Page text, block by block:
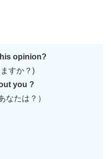
opinion?
すか？)
you ?
なたは？）